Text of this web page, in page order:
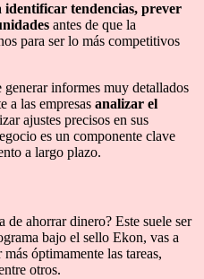
identificar tendencias, prever
antes de que la
para ser lo más competitivos
informes muy detallados
a las empresas analizar el
ajustes precisos en sus
es un componente clave
a largo plazo.
de ahorrar dinero? Este suele ser
bajo el sello Ekon, vas a
óptimamente las tareas,
otros.